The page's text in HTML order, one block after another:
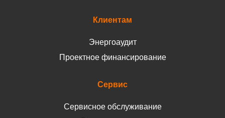
Клиентам
Энергоаудит
Проектное финансирование
Сервис
Сервисное обслуживание